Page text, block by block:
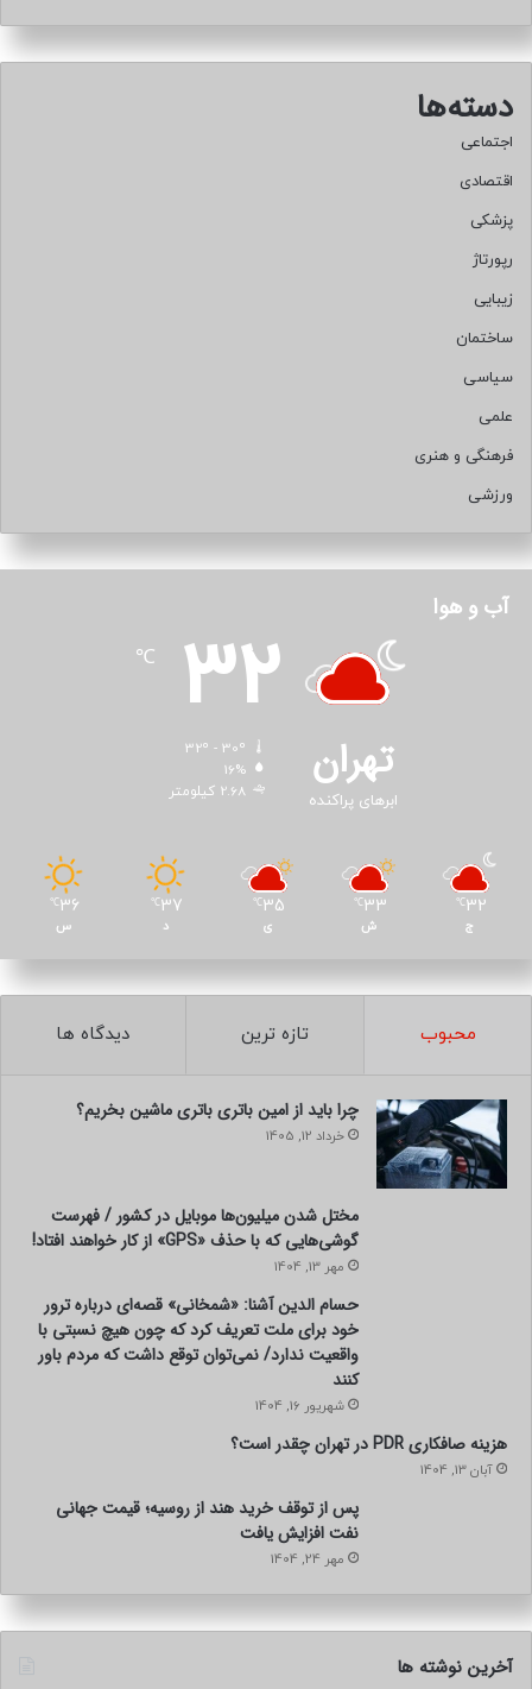
دسته‌ها
اجتماعی
اقتصادی
پزشکی
رپورتاژ
زیبایی
ساختمان
سیاسی
علمی
فرهنگی و هنری
ورزشی
آب و هوا
تهران
ابرهای پراکنده
32
℃
16%
2.68 کیلومتر
32
℃
ج
33
℃
ش
35
℃
ی
37
℃
د
36
℃
س
محبوب تازه ترین دیدگاه ها
چرا باید از امین باتری باتری ماشین بخریم؟
خرداد 12, 1405
مختل شدن میلیون‌ها موبایل در کشور / فهرست
گوشی‌هایی که با حذف «GPS» از کار خواهند افتاد!
مهر 13, 1404
حسام الدین آشنا: «شمخانی» قصه‌ای درباره ترور
خود برای ملت تعریف کرد که چون هیچ نسبتی با
واقعیت ندارد/ نمی‌توان توقع داشت که مردم باور
کنند
شهریور 16, 1404
هزینه صافکاری PDR در تهران چقدر است؟
آبان 13, 1404
پس از توقف خرید هند از روسیه؛ قیمت جهانی
نفت افزایش یافت
مهر 24, 1404
آخرین نوشته ها